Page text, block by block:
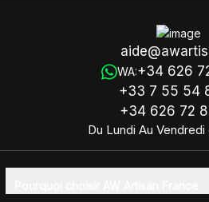
WA:+34 626
+33 7 55 54
+34 626 72
Du Lundi Au Vendredi